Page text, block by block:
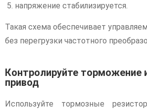
напряжение стабилизируется.
Такая схема обеспечивает
без перегрузки частотного
Контролируйте торможение
привод
Используйте тормозные